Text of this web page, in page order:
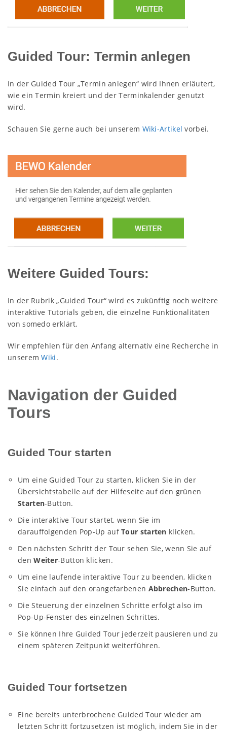
Guided Tour: Termin anlegen
In der Guided Tour „Termin anlegen“ wird Ihnen erläutert,
wie ein Termin kreiert und der Terminkalender genutzt
wird.
Schauen Sie gerne auch bei unserem Wiki-Artikel vorbei.
Weitere Guided Tours:
In der Rubrik „Guided Tour“ wird es zukünftig noch weitere
interaktive Tutorials geben, die einzelne Funktionalitäten
von somedo erklärt.
Wir empfehlen für den Anfang alternativ eine Recherche in
unseremWiki.
Navigation der Guided
Tours
Guided Tour starten
Um eine Guided Tour zu starten, klicken Sie in der
Übersichtstabelle auf der Hilfeseite auf den grünen
Starten-Button.
Die interaktive Tour startet, wenn Sie im
darauffolgenden Pop-Up aufTour starten klicken.
Den nächsten Schritt der Tour sehen Sie, wenn Sie auf
denWeiter-Button klicken.
Um eine laufende interaktive Tour zu beenden, klicken
Sie einfach auf den orangefarbenen Abbrechen-Button.
Die Steuerung der einzelnen Schritte erfolgt also im
Pop-Up-Fenster des einzelnen Schrittes.
Sie können Ihre Guided Tour jederzeit pausieren und zu
einem späteren Zeitpunkt weiterführen.
Guided Tour fortsetzen
Eine bereits unterbrochene Guided Tour wieder am
letzten Schritt fortzusetzen ist möglich, indem Sie in der